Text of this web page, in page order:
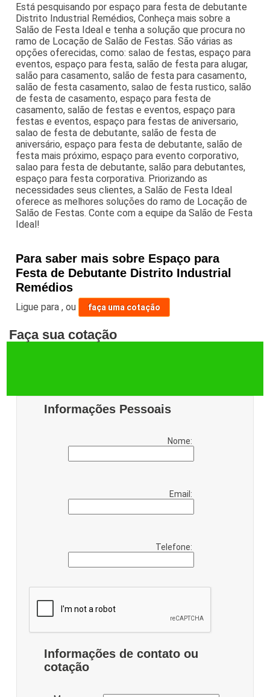
Está pesquisando por espaço para festa de debutante
Distrito Industrial Remédios, Conheça mais sobre a
Salão de Festa Ideal e tenha a solução que procura no
ramo de Locação de Salão de Festas. São várias as
opções oferecidas, como: salao de festas, espaço para
eventos, espaço para festa, salão de festa para alugar,
salão para casamento, salão de festa para casamento,
salão de festa casamento, salao de festa rustico, salão
de festa de casamento, espaço para festa de
casamento, salão de festas e eventos, espaço para
festas e eventos, espaço para festas de aniversario,
salao de festa de debutante, salão de festa de
aniversário, espaço para festa de debutante, salão de
festa mais próximo, espaço para evento corporativo,
salao para festa de debutante, salão para debutantes,
espaço para festa corporativa. Priorizando as
necessidades seus clientes, a Salão de Festa Ideal
oferece as melhores soluções do ramo de Locação de
Salão de Festas. Conte com a equipe da Salão de Festa
Ideal!
Para saber mais sobre Espaço para
Festa de Debutante Distrito Industrial
Remédios
Ligue para,ou faça uma cotação
Faça sua cotação
Informações Pessoais
Nome:
Email:
Telefone:
Informações de contato ou
cotação